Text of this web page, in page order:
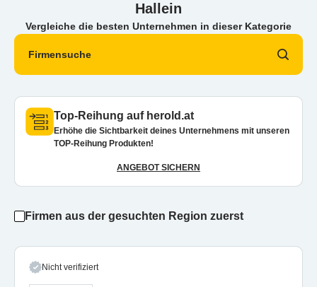
Hallein
Vergleiche die besten Unternehmen in dieser Kategorie
Firmensuche
Top-Reihung auf herold.at
Erhöhe die Sichtbarkeit deines Unternehmens mit unseren
TOP-Reihung Produkten!
ANGEBOT SICHERN
Firmen aus der gesuchten Region zuerst
Nicht verifiziert